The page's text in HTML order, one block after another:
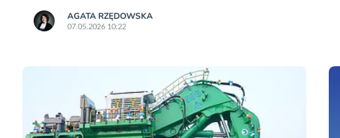
AGATA RZĘDOWSKA
07.05.2026 10:22